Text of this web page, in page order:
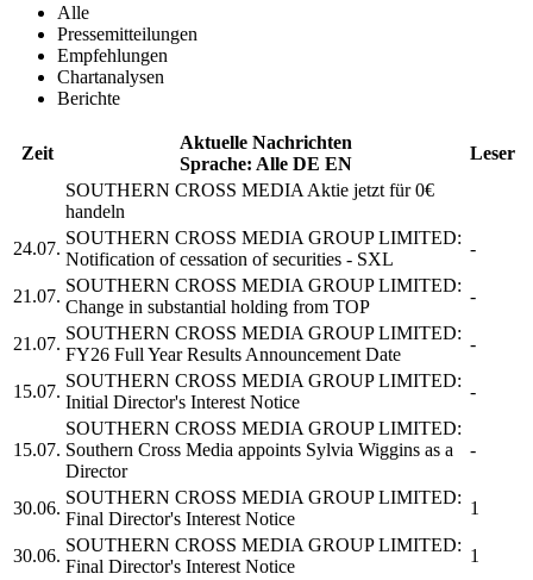
Alle
Pressemitteilungen
Empfehlungen
Chartanalysen
Berichte
Zeit
Aktuelle Nachrichten
Sprache: Alle DE EN
Leser
SOUTHERN CROSS MEDIA Aktie jetzt für 0€
handeln
24.07.
SOUTHERN CROSS MEDIA GROUP LIMITED:
Notification of cessation of securities - SXL
-
21.07.
SOUTHERN CROSS MEDIA GROUP LIMITED:
Change in substantial holding from TOP
-
21.07.
SOUTHERN CROSS MEDIA GROUP LIMITED:
FY26 Full Year Results Announcement Date
-
15.07.
SOUTHERN CROSS MEDIA GROUP LIMITED:
Initial Director's Interest Notice
-
15.07.
SOUTHERN CROSS MEDIA GROUP LIMITED:
Southern Cross Media appoints Sylvia Wiggins as a
Director
-
30.06.
SOUTHERN CROSS MEDIA GROUP LIMITED:
Final Director's Interest Notice
1
30.06.
SOUTHERN CROSS MEDIA GROUP LIMITED:
Final Director's Interest Notice
1